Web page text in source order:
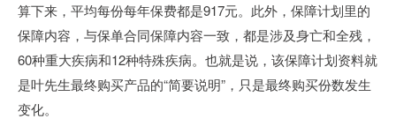
算下来，平均每份每年保费都是917元。此外，保障计划里的
保障内容，与保单合同保障内容一致，都是涉及身亡和全残，
60种重大疾病和12种特殊疾病。也就是说，该保障计划资料就
是叶先生最终购买产品的“简要说明”，只是最终购买份数发生
变化。